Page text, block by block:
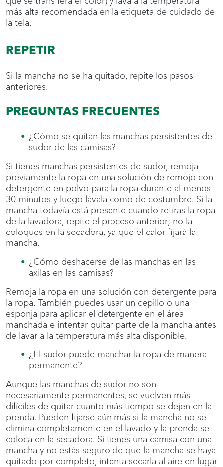
más alta recomendada en la etiqueta de cuidado de
la tela.
REPETIR
Si la mancha no se ha quitado, repite los pasos
anteriores.
PREGUNTAS FRECUENTES
¿Cómo se quitan las manchas persistentes de
sudor de las camisas?
Si tienes manchas persistentes de sudor, remoja
previamente la ropa en una solución de remojo con
detergente en polvo para la ropa durante al menos
30 minutos y luego lávala como de costumbre. Si la
mancha todavía está presente cuando retiras la ropa
de la lavadora, repite el proceso anterior; no la
coloques en la secadora, ya que el calor fijará la
mancha.
¿Cómo deshacerse de las manchas en las
axilas en las camisas?
Remoja la ropa en una solución con detergente para
la ropa. También puedes usar un cepillo o una
esponja para aplicar el detergente en el área
manchada e intentar quitar parte de la mancha antes
de lavar a la temperatura más alta disponible.
¿El sudor puede manchar la ropa de manera
permanente?
Aunque las manchas de sudor no son
necesariamente permanentes, se vuelven más
difíciles de quitar cuanto más tiempo se dejen en la
prenda. Pueden fijarse aún más si la mancha no se
elimina completamente en el lavado y la prenda se
coloca en la secadora. Si tienes una camisa con una
mancha y no estás seguro de que la mancha se haya
quitado por completo, intenta secarla al aire en lugar